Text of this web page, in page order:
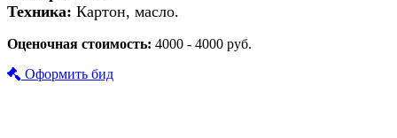
Техника: Картон, масло.
Оценочная стоимость: 4000 - 4000 руб.
Оформить бид